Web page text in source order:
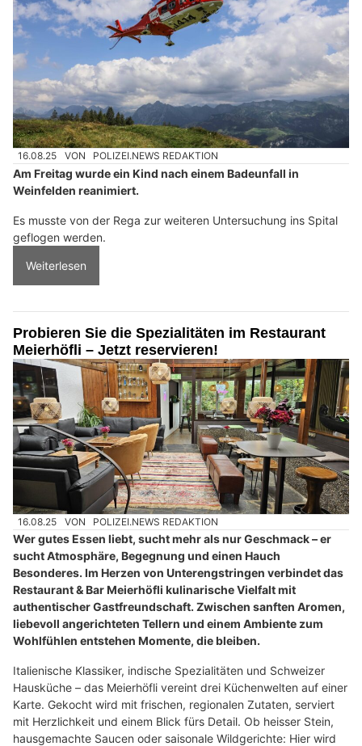
16.08.25 VON POLIZEI.NEWS REDAKTION
Am Freitag wurde ein Kind nach einem Badeunfall in
Weinfelden reanimiert.
Es musste von der Rega zur weiteren Untersuchung ins Spital
geflogen werden.
Weiterlesen
Probieren Sie die Spezialitäten im Restaurant
Meierhöfli – Jetzt reservieren!
16.08.25 VON POLIZEI.NEWS REDAKTION
Wer gutes Essen liebt, sucht mehr als nur Geschmack – er
sucht Atmosphäre, Begegnung und einen Hauch
Besonderes. Im Herzen von Unterengstringen verbindet das
Restaurant & Bar Meierhöfli kulinarische Vielfalt mit
authentischer Gastfreundschaft. Zwischen sanften Aromen,
liebevoll angerichteten Tellern und einem Ambiente zum
Wohlfühlen entstehen Momente, die bleiben.
Italienische Klassiker, indische Spezialitäten und Schweizer
Hausküche – das Meierhöfli vereint drei Küchenwelten auf einer
Karte. Gekocht wird mit frischen, regionalen Zutaten, serviert
mit Herzlichkeit und einem Blick fürs Detail. Ob heisser Stein,
hausgemachte Saucen oder saisonale Wildgerichte: Hier wird